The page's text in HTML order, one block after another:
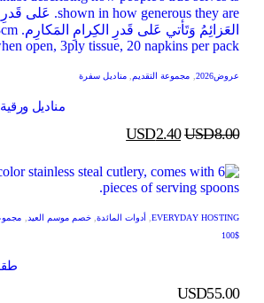
عروض2026 مجموعة التقديم ,مناديل سفرة
مناديل
USD8.00
USD2.40
EVERYDAY HOSTING
, أدوات المائدة, خصم موسم العيد
$100
USD55.00